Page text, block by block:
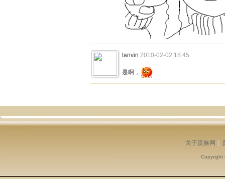
tanvin 2010-02-02 18:45
是啊，
关于贵族网